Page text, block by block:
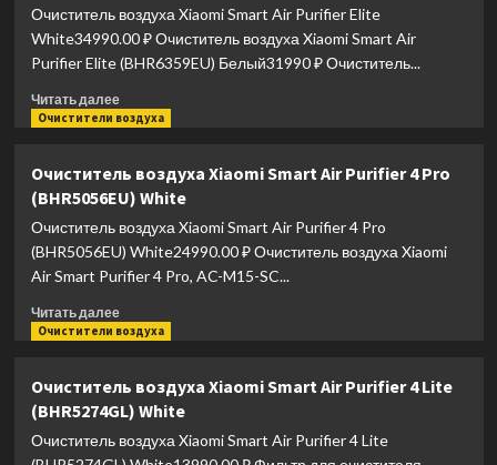
TP07
Purifier
Очиститель воздуха Xiaomi Smart Air Purifier Elite
White34990.00 ₽ Очиститель воздуха Xiaomi Smart Air
Purifier Elite (BHR6359EU) Белый31990 ₽ Очиститель...
Читать далееПрочитать
больше
воздуха
Xiaomi
Smart
Air
Purifier
Elite
White
Очистители воздуха
Очиститель воздуха Xiaomi Smart Air Purifier 4 Pro
(BHR5056EU) White
Очиститель воздуха Xiaomi Smart Air Purifier 4 Pro
(BHR5056EU) White24990.00 ₽ Очиститель воздуха Xiaomi
Air Smart Purifier 4 Pro, AC-M15-SC...
Читать далееПрочитать
больше
воздуха
Xiaomi
Smart
Air
Очистители воздуха
Очиститель воздуха Xiaomi Smart Air Purifier 4 Lite
(BHR5274GL) White
Очиститель воздуха Xiaomi Smart Air Purifier 4 Lite